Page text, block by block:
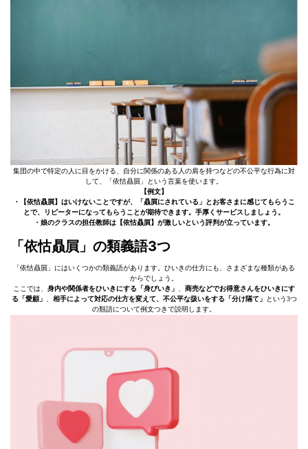
集団の中で特定の人に目をかける、自分に関係のある人の肩を持つなどの不公平な行為に対
して、「依怙贔屓」という言葉を使います。
【例文】
・【依怙贔屓】はいけないことですが、「贔屓にされている」とお客さまに感じてもらうこ
とで、リピーターになってもらうことが期待できます。手厚くサービスしましょう。
・娘のクラスの担任教師は【依怙贔屓】が激しいという評判が立っています。
「依怙贔屓」の類義語3つ
「依怙贔屓」にはいくつかの類義語があります。ひいきの仕方にも、さまざまな種類がある
からでしょう。
ここでは、 身内や関係者をひいきにする「身びいき」
商売などでお得意さんをひいきにす
る「愛顧」
相手によって対応の仕方を変えて、不公平な扱いをする「分け隔て」
という3つ
の類語について例文つきで説明します。